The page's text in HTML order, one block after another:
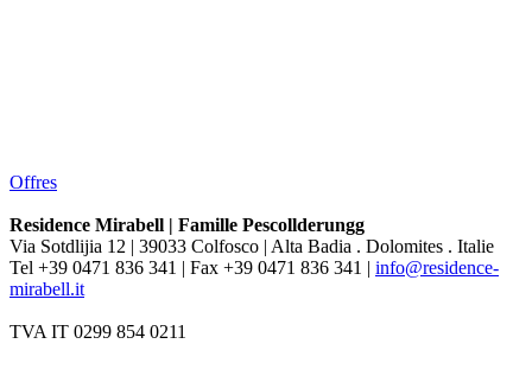
Offres
Residence Mirabell | Famille Pescollderungg
Via Sotdlijia 12 | 39033 Colfosco | Alta Badia . Dolomites . Italie
Tel +39 0471 836 341 | Fax +39 0471 836 341 | info@residence-
mirabell.it
TVA IT 0299 854 0211